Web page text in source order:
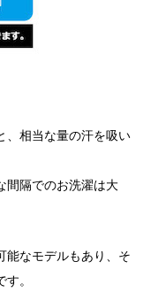
、相当な量の汗を吸い
間隔でのお洗濯は大
能なモデルもあり、そ
。